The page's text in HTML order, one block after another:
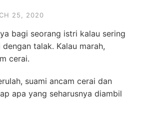
25, 2020
bagi seorang istri kalau sering
talak. Kalau marah,
cerai.
suami ancam cerai dan
apa yang seharusnya diambil